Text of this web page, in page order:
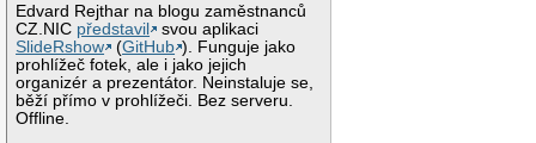
Edvard Rejthar na blogu zaměstnanců
CZ.NIC představil
svou aplikaci
SlideRshow
(GitHub ). Funguje jako
prohlížeč fotek, ale i jako jejich
organizér a prezentátor. Neinstaluje se,
běží přímo v prohlížeči. Bez serveru.
Offline.